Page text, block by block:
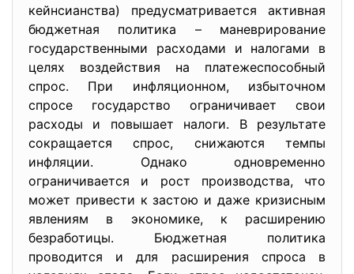
кейнсианства) предусматривается активная
бюджетная политика – маневрирование
государственными расходами и налогами в
целях воздействия на платежеспособный
спрос. При инфляционном, избыточном
спросе государство ограничивает свои
расходы и повышает налоги. В результате
сокращается спрос, снижаются темпы
инфляции. Однако одновременно
ограничивается и рост производства, что
может привести к застою и даже кризисным
явлениям в экономике, к расширению
безработицы. Бюджетная политика
проводится и для расширения спроса в